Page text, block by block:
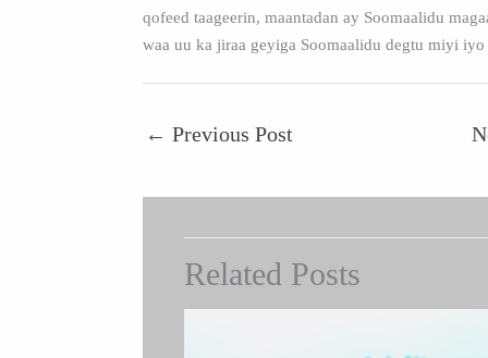
qofeed taageerin, maantadan ay Soomaalidu
waa uu ka jiraa geyiga Soomaalidu degtu miyi iyo
← Previous Post
Related Posts